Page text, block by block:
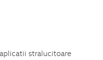
stralucitoare